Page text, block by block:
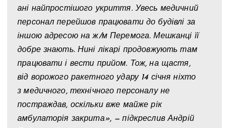
ані найпростішого укриття. Увесь медичний
персонал перейшов працювати до будівлі за
іншою адресою на ж/м Перемога. Мешканці її
добре знають. Нині лікарі продовжують там
працювати і вести прийом. Тож, на щастя,
від ворожого ракетного удару 14 січня ніхто
з медичного, технічного персоналу не
постраждав, оскільки вже майже рік
амбулаторія закрита», — підкреслив Андрій